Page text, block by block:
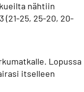
nähtiin
(21-25, 25-20, 20-
Lopussa
itselleen